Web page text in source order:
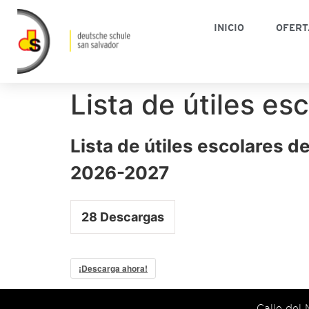
INICIO
Lista de útiles
Lista de útiles escolares
2026-2027
28 Descargas
¡Descarga ahora!